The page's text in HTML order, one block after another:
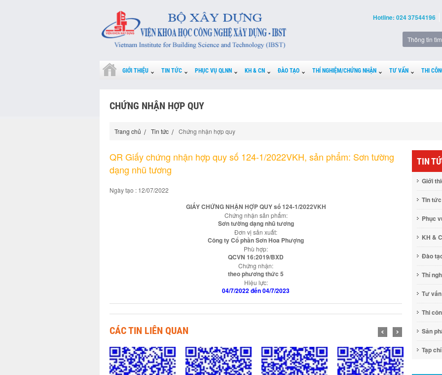
Hotline: 024 37544196
GIỚI THIỆU TIN TỨC PHỤC VỤ QLNN KH & CN ĐÀO TẠO THÍ NGHIỆM/CHỨNG NHẬN TƯ VẤN THI
CHỨNG NHẬN HỢP QUY
Trang chủ Tin tức Chứng nhận hợp quy
QR Giấy chứng nhận hợp quy số 124-1/2022VKH, sản phẩm: Sơn tường
dạng nhũ tương
Ngày tạo : 12/07/2022
GIẤY CHỨNG NHẬN HỢP QUY số 124-1/2022VKH
Chứng nhận sản phẩm:
Sơn tường dạng nhũ tương
Đơn vị sản xuất:
Công ty Cổ phần Sơn Hoa Phượng
Phù hợp:
QCVN 16:2019/BXD
Chứng nhận:
theo phương thức 5
Hiệu lực:
04/7/2022 đến 04/7/2023
CÁC TIN LIÊN QUAN
TIN
Giới
Tin tức
Phục
KH &
Đào
Thí
Tư vấn
Thi
Sản
Tạp chí